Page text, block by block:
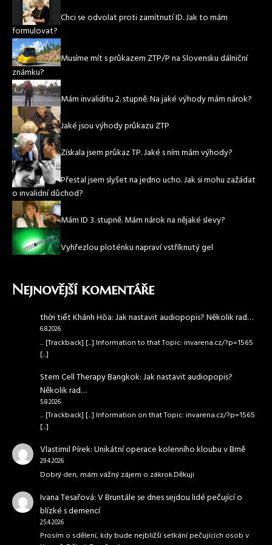
Chci se odvolat proti zamítnutí ID. Jak to mám
formulovat?
Musíme mít s průkazem ZTP/P na Slovensku dálniční
známku?
Mám invaliditu 2. stupně. Na jaké výhody mám nárok?
Jaké jsou výhody průkazu ZTP
Získala jsem průkaz TP. Jaké s ním mám výhody?
Přestal jsem slyšet na jedno ucho. Jak si mohu zažádat
o invalidní důchod?
Mám ID 3. stupně. Mám nárok na nějaké slevy?
Vyhřezlou ploténku napraví vstříknutý gel
Nejnovější komentáře
thời tiết Khánh Hòa:Jak nastavit audiopopis? Několik rad…
6.8.2026
... [Trackback] [...] Information to that Topic: invarena.cz/?p=1565
[...]
Stem Cell Therapy Bangkok:Jak nastavit audiopopis?
Několik rad…
5.8.2026
... [Trackback] [...] Information on that Topic: invarena.cz/?p=1565
[...]
Vlastimil Pírek:Unikátní operace kolenního kloubu v Brně
29.4.2026
Dobrý den, mám vážný zájem o zákrok.Děkuji
Ivana Tesařová:V Bruntále se dnes sejdou lidé pečující o
blízké s demencí
25.4.2026
Prosím o sdělení, kdy bude nejbližší setkání pečujících osob v